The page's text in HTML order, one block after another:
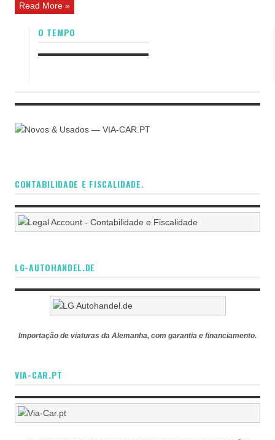
Read More »
O TEMPO
CONTABILIDADE E FISCALIDADE.
LG-AUTOHANDEL.DE
Importação de viaturas da Alemanha, com garantia e financiamento.
VIA-CAR.PT